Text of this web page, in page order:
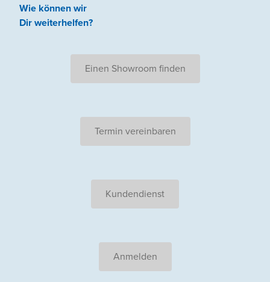
Wie können wir
Dir weiterhelfen?
Einen Showroom finden
Termin vereinbaren
Kundendienst
Anmelden